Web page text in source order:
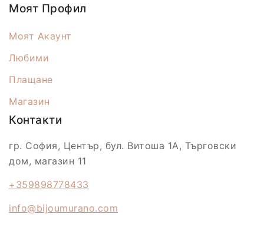
Моят Профил
Моят Акаунт
Любими
Плащане
Магазин
Контакти
гр. София, Център, бул. Витоша 1А, Търговски
дом, магазин 11
+359898778433
info@bijoumurano.com